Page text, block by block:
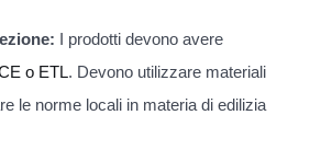
I prodotti devono avere
o ETL. Devono utilizzare materiali
le norme locali in materia di edilizia